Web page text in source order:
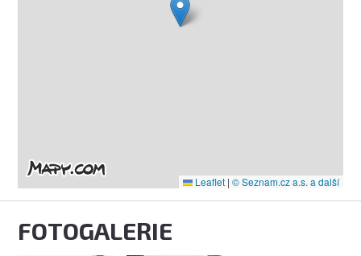
Leaflet | © Seznam.cz a.s. a další
FOTOGALERIE